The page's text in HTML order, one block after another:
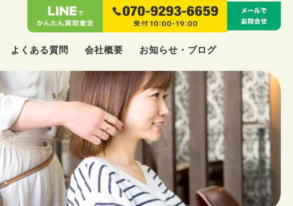
よくある質問 会社概要 お知らせ・ブログ